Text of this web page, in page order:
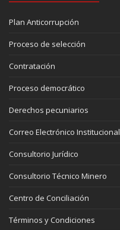
Plan Anticorrupción
Proceso de selección
Contratación
Proceso democrático
Derechos pecuniarios
Correo Electrónico Institucional
Consultorio Jurídico
Consultorio Técnico Minero
Centro de Conciliación
Términos y Condiciones